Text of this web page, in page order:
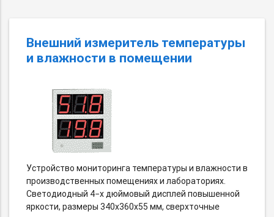
Внешний измеритель температуры
и влажности в помещении
Устройство мониторинга температуры и влажности в
производственных помещениях и лабораториях.
Светодиодный 4−х дюймовый дисплей повышенной
яркости, размеры 340х360х55 мм, сверхточные